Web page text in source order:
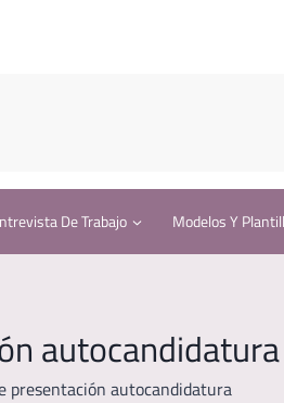
De Trabajo Modelos Y
autocandidatura
presentación autocandidatura